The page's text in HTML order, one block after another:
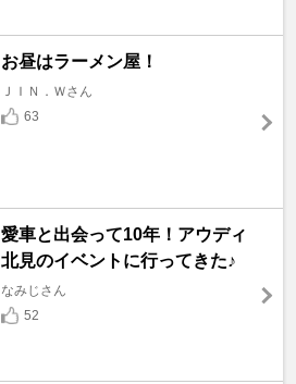
お昼はラーメン屋！
ＪＩＮ．Ｗさん
63
愛車と出会って10年！アウディ
北見のイベントに行ってきた♪
なみじさん
52